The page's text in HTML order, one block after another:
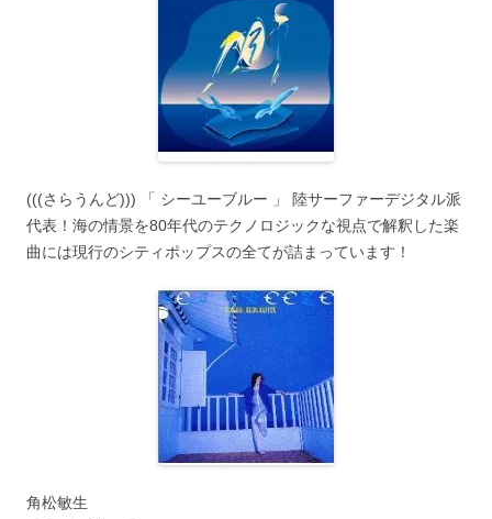
(((さらうんど))) 「 シーユーブルー 」 陸サーファーデジタル派
代表！海の情景を80年代のテクノロジックな視点で解釈した楽
曲には現行のシティポップスの全てが詰まっています！
角松敏生